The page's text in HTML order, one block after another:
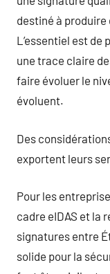
destiné à
L’essentiel est de
une trace claire
faire évoluer le
évoluent.
Des
exportent leurs
Pour les
cadre eIDAS et la
signatures entre
solide pour la